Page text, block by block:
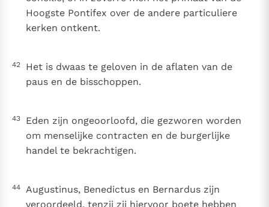
Hoogste Pontifex over de andere particuliere
kerken ontkent.
42
Het is dwaas te geloven in de aflaten van de
paus en de bisschoppen.
43
Eden zijn ongeoorloofd, die gezworen worden
om menselijke contracten en de burgerlijke
handel te bekrachtigen.
44
Augustinus, Benedictus en Bernardus zijn
veroordeeld, tenzij zij hiervoor boete hebben